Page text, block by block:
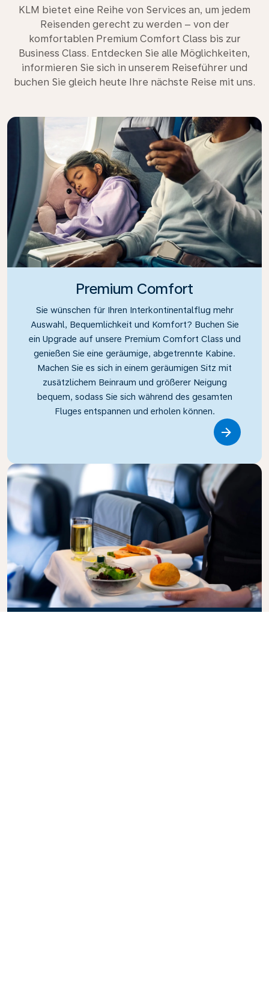
KLM bietet eine Reihe von Services an, um jedem
Reisenden gerecht zu werden – von der
komfortablen Premium Comfort Class bis zur
Business Class. Entdecken Sie alle Möglichkeiten,
informieren Sie sich in unserem Reiseführer und
buchen Sie gleich heute Ihre nächste Reise mit uns.
Premium Comfort
Sie wünschen für Ihren Interkontinentalflug mehr
Auswahl, Bequemlichkeit und Komfort? Buchen Sie
ein Upgrade auf unsere Premium Comfort Class und
genießen Sie eine geräumige, abgetrennte Kabine.
Machen Sie es sich in einem geräumigen Sitz mit
zusätzlichem Beinraum und größerer Neigung
bequem, sodass Sie sich während des gesamten
Fluges entspannen und erholen können.